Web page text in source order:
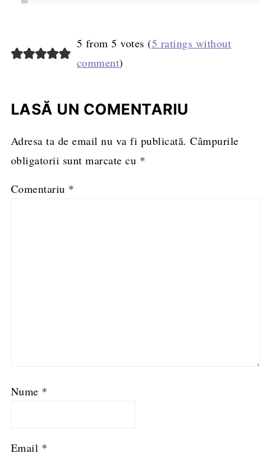
5 from 5 votes (5 ratings without
comment)
LASĂ UN COMENTARIU
Adresa ta de email nu va fi publicată. Câmpurile
obligatorii sunt marcate cu *
Comentariu *
Nume *
Email *